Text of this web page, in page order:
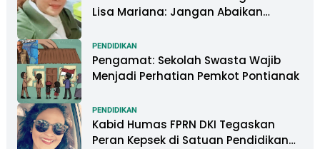
Lisa Mariana: Jangan Abaikan
DNA
PENDIDIKAN
Pengamat: Sekolah Swasta Wajib
Menjadi Perhatian Pemkot Pontianak
PENDIDIKAN
Kabid Humas FPRN DKI Tegaskan
Peran Kepsek di Satuan Pendidikan